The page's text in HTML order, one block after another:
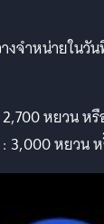
งจำหน่ายในวั
หยวน ห
3,000 หยวน